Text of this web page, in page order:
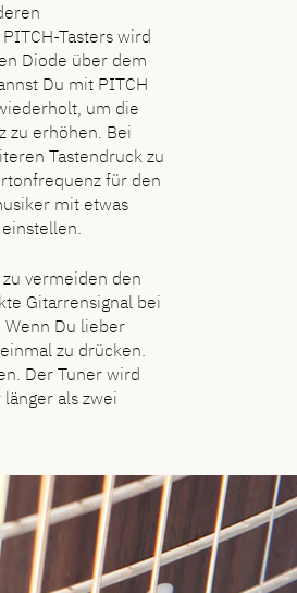
Tasters wird
Diode über dem
Du mit PITCH
um die
zu erhöhen. Bei
Tastendruck zu
für den
mit etwas
vermeiden den
Gitarrensignal bei
Wenn Du lieber
zu drücken.
Der Tuner wird
als zwei